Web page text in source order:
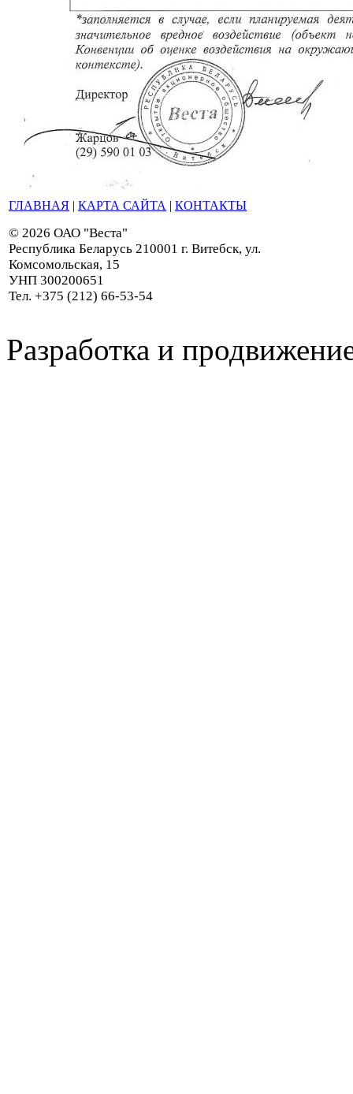
ГЛАВНАЯ | КАРТА САЙТА | КОНТАКТЫ
© 2026 ОАО "Веста"
Республика Беларусь 210001 г. Витебск, ул.
Комсомольская, 15
УНП 300200651
Тел. +375 (212) 66-53-54
Разработка и